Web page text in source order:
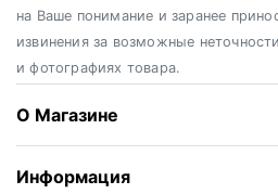
на Ваше понимание и заранее
извинения за возможные
и фотографиях товара.
О Магазине
Информация